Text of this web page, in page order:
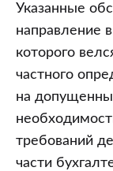
Указанные
направление
которого
частного
на
требований
части